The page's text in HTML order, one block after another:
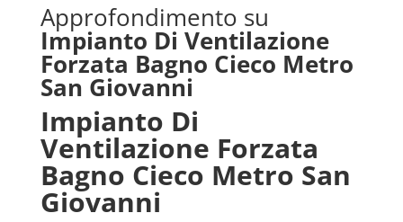
Approfondimento su
Impianto Di Ventilazione
Forzata Bagno Cieco Metro
San Giovanni
Impianto Di
Ventilazione Forzata
Bagno Cieco Metro San
Giovanni